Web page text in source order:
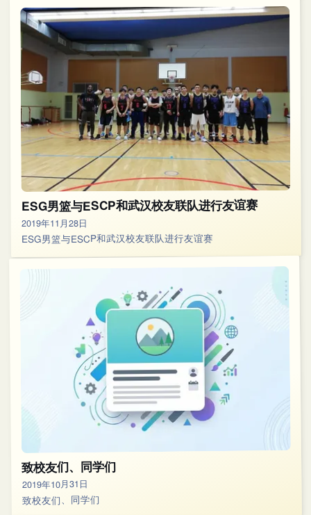
ESG男篮与ESCP和武汉校友联队进行友谊赛
2019年11月28日
ESG男篮与ESCP和武汉校友联队进行友谊赛
致校友们、同学们
2019年10月31日
致校友们、同学们